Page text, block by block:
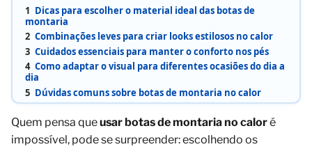
1 Dicas para escolher o material ideal das botas de
montaria
2 Combinações leves para criar looks estilosos no calor
3 Cuidados essenciais para manter o conforto nos pés
4 Como adaptar o visual para diferentes ocasiões do dia a
dia
5 Dúvidas comuns sobre botas de montaria no calor
Quem pensa queusar botas de montaria no caloré
impossível, pode se surpreender: escolhendo os